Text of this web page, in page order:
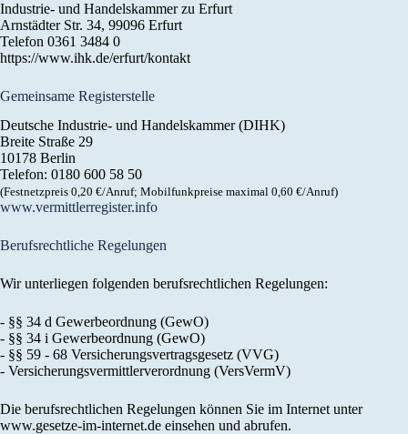
Industrie- und Handelskammer zu Erfurt
Arnstädter Str. 34, 99096 Erfurt
Telefon 0361 3484 0
https://www.ihk.de/erfurt/kontakt
Gemeinsame Registerstelle
Deutsche Industrie- und Handelskammer (DIHK)
Breite Straße 29
10178 Berlin
Telefon: 0180 600 58 50
(Festnetzpreis 0,20 €/​Anruf; Mobilfunk­preise maximal 0,60 €/​Anruf)
www​.ver​mitt​ler​re​gis​ter​.info
Berufsrechtliche Regelungen
Wir unterliegen folgenden berufsrechtlichen Regelungen:
- §§ 34 d Gewerbeordnung (GewO)
- §§ 34 i Gewerbeordnung (GewO)
- §§ 59 - 68 Versicherungsvertragsgesetz (VVG)
- Versicherungsvermittlerverordnung (VersVermV)
Die berufsrechtlichen Regelungen können Sie im Internet unter
www.gesetze-im-internet.de einsehen und abrufen.